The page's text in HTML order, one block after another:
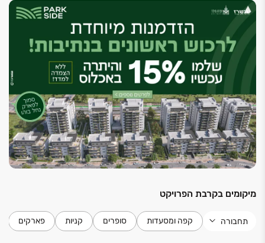
מיקומים בקרבת הפרויקט
תחבורה קפה ומסעדות סופרים קניות פארקים